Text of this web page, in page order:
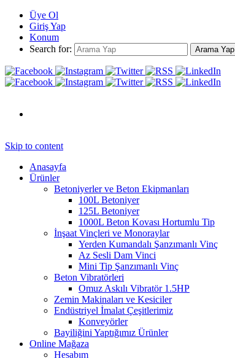
Üye Ol
Giriş Yap
Konum
Search for:
Arama Yap
Skip to content
Anasayfa
Ürünler
Betoniyerler ve Beton Ekipmanları
100L Betoniyer
125L Betoniyer
1000L Beton Kovası Hortumlu Tip
İnşaat Vinçleri ve Monoraylar
Yerden Kumandalı Şanzımanlı Vinç
Az Sesli Dam Vinci
Mini Tip Şanzımanlı Vinç
Beton Vibratörleri
Omuz Askılı Vibratör 1.5HP
Zemin Makinaları ve Kesiciler
Endüstriyel İmalat Çeşitlerimiz
Konveyörler
Bayiliğini Yaptığımız Ürünler
Online Mağaza
Hesabım